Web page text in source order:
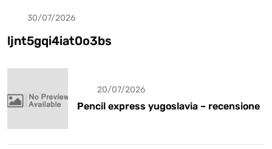
Uncategorized
30/07/2026
ljnt5gqi4iat0o3bs
20/07/2026
Pencil express yugoslavia – recensione